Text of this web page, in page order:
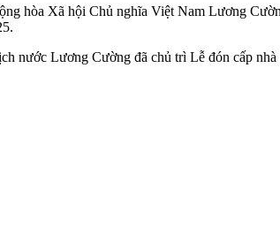
hòa Xã hội Chủ nghĩa Việt Nam Lương
nước Lương Cường đã chủ trì Lễ đón cấp